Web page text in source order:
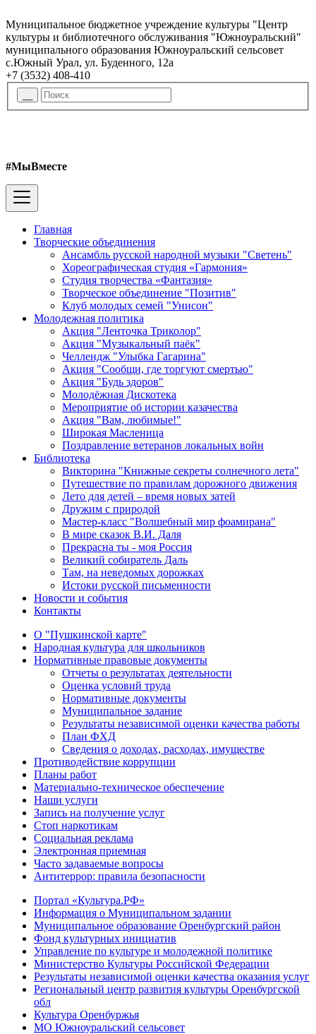
Муниципальное бюджетное учреждение культуры "Центр
культуры и библиотечного обслуживания "Южноуральский"
муниципального образования Южноуральский сельсовет
с.Южный Урал, ул. Буденного, 12а
+7 (3532) 408-410
#МыВместе
Главная
Творческие объединения
Ансамбль русской народной музыки "Светень"
Хореографическая студия «Гармония»
Студия творчества «Фантазия»
Творческое объединение "Позитив"
Клуб молодых семей "Унисон"
Молодежная политика
Акция "Ленточка Триколор"
Акция "Музыкальный паёк"
Челлендж "Улыбка Гагарина"
Акция "Сообщи, где торгуют смертью"
Акция "Будь здоров"
Молодёжная Дискотека
Мероприятие об истории казачества
Акция "Вам, любимые!"
Широкая Масленица
Поздравление ветеранов локальных войн
Библиотека
Викторина "Книжные секреты солнечного лета"
Путешествие по правилам дорожного движения
Лето для детей – время новых затей
Дружим с природой
Мастер-класс "Волшебный мир фоамирана"
В мире сказок В.И. Даля
Прекрасна ты - моя Россия
Великий собиратель Даль
Там, на неведомых дорожках
Истоки русской письменности
Новости и события
Контакты
О "Пушкинской карте"
Народная культура для школьников
Нормативные правовые документы
Отчеты о результатах деятельности
Оценка условий труда
Нормативные документы
Муниципальное задание
Результаты независимой оценки качества работы
План ФХД
Сведения о доходах, расходах, имуществе
Противодействие коррупции
Планы работ
Материально-техническое обеспечение
Наши услуги
Запись на получение услуг
Стоп наркотикам
Социальная реклама
Электронная приемная
Часто задаваемые вопросы
Антитеррор: правила безопасности
Портал «Культура.РФ»
Информация о Муниципальном задании
Муниципальное образование Оренбургский район
Фонд культурных инициатив
Управление по культуре и молодежной политике
Министерство Культуры Российской Федерации
Результаты независимой оценки качества оказания услуг
Региональный центр развития культуры Оренбургской
обл
Культура Оренбуржья
МО Южноуральский сельсовет